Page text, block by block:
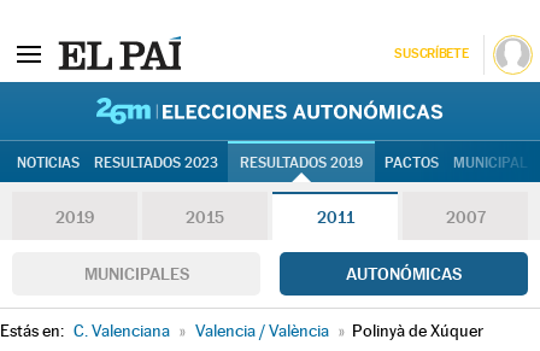
SUSCRÍBETE
NOTICIAS RESULTADOS 2023 RESULTADOS 2019 PACTOS
2019 2015 2011 2007
MUNICIPALES AUTONÓMICAS
Estás en: C. Valenciana » Valencia / València » Polinyà de Xúquer